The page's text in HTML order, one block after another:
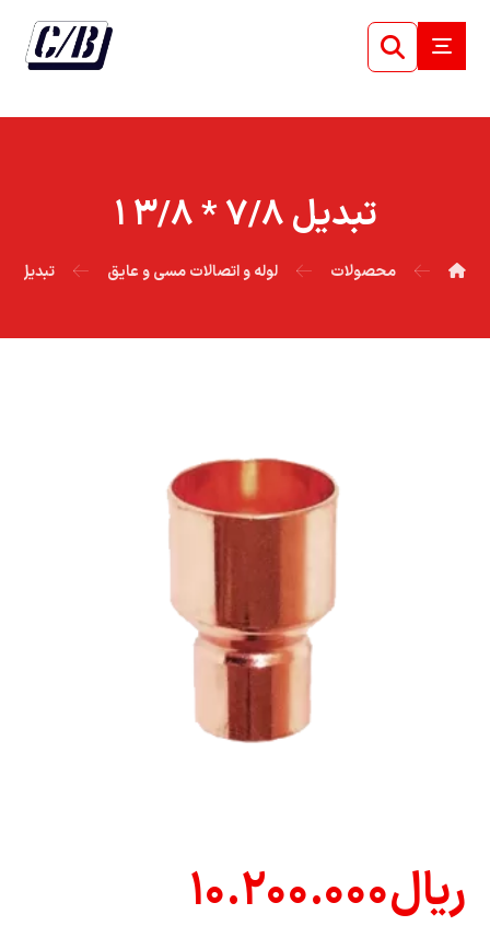
تبديل ۷/۸ * ۳/۸ ۱
محصولات لوله و اتصالات مسی و عایق تبدیل
ریال۱۰.۲۰۰.۰۰۰